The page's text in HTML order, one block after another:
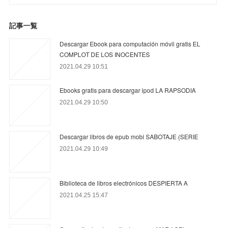
記事一覧
Descargar Ebook para computación móvil gratis EL
COMPLOT DE LOS INOCENTES
2021.04.29 10:51
Ebooks gratis para descargar ipod LA RAPSODIA
2021.04.29 10:50
Descargar libros de epub mobi SABOTAJE (SERIE
2021.04.29 10:49
Biblioteca de libros electrónicos DESPIERTA A
2021.04.25 15:47